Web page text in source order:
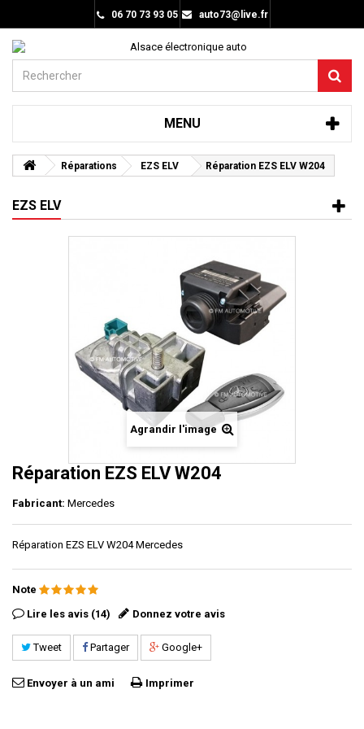
06 70 73 93 05 auto73@live.fr
MENU
Réparations EZS ELV Réparation EZS ELV W204
EZS ELV
Agrandir l'image
Réparation EZS ELV W204
Fabricant: Mercedes
Réparation EZS ELV W204 Mercedes
Note
Lire les avis (14)
Donnez votre avis
Tweet Partager Google+
Envoyer à un ami Imprimer